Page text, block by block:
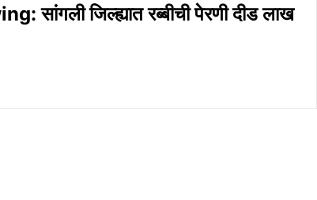
सांगली जिल्ह्यात रब्बीची पेरणी दीड लाख